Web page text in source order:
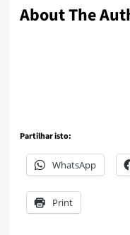
About The
Partilhar isto:
WhatsApp
Print